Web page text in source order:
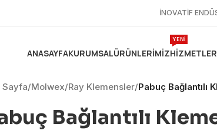
İNOVATİF
ANASAYFAKURUMSALÜRÜNLERIMIZ
YENİ
Sayfa/Molwex/Ray Klemensler/Pabuç Bağlantılı
Bağlantılı